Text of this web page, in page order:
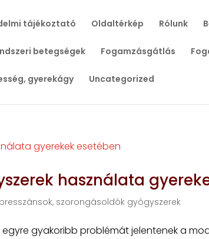
tájékoztató Oldaltérkép Rólunk
betegségek Fogamzásgátlás
gyerekágy Uncategorized
használata
szorongásoldók gyógyszerek
gyakoribb problémát jelentenek a